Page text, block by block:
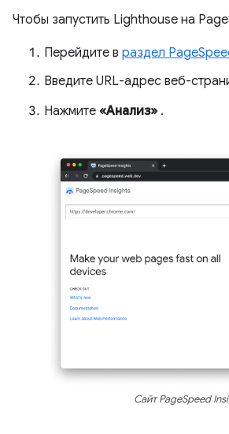
Чтобы запустить Lighthouse на
Перейдите в раздел
Введите URL-адрес веб-
Нажмите «Анализ» .
Сайт PageSpeed